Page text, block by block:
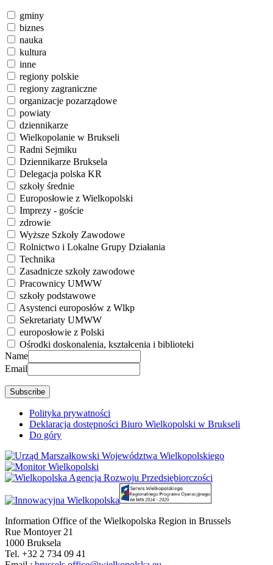
gminy
biznes
nauka
kultura
inne
regiony polskie
regiony zagraniczne
organizacje pozarządowe
powiaty
dziennikarze
Wielkopolanie w Brukseli
Radni Sejmiku
Dziennikarze Bruksela
Delegacja polska KR
szkoły średnie
Europosłowie z Wielkopolski
Imprezy - goście
zdrowie
Wyższe Szkoły Zawodowe
Rolnictwo i Lokalne Grupy Działania
Technika
Zasadnicze szkoły zawodowe
Pracownicy UMWW
szkoły podstawowe
Asystenci europosłów z Wlkp
Sekretariaty UMWW
europosłowie z Polski
Ośrodki doskonalenia, kształcenia i biblioteki
Name
Email
Polityka prywatności
Deklaracja dostępności Biuro Wielkopolski w Brukseli
Do góry
Information Office of the Wielkopolska Region in Brussels
Rue Montoyer 21
1000 Bruksela
Tel. +32 2 734 09 41